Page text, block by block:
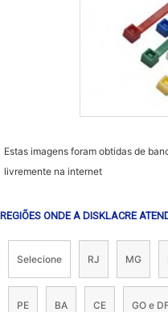
Estas imagens foram obtidas de
livremente na internet
REGIÕES ONDE A DISKLACRE
Selecione RJ MG
PE BA CE GO e